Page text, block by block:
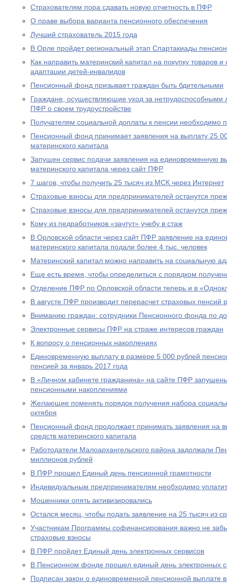
Страхователям пора сдавать новую отчетность в ПФР
О праве выбора варианта пенсионного обеспечения
Лучший страхователь 2015 года
В Орле пройдет региональный этап Спартакиады
Как направить материнский капитал на покупку товаров
адаптации детей-инвалидов
Пенсионный фонд призывает граждан быть бдительными
Граждане, осуществляющие уход за
ПФР о своем трудоустройстве
Получателям социальной доплаты к пенсии необходимо
Пенсионный фонд принимает заявления на выплату 25
материнского капитала
Запущен сервис подачи заявления на единовременную
материнского капитала через сайт ПФР
7 шагов, чтобы получить 25 тысяч из МСК через Интернет
Страховые взносы для предпринимателей останутся
Страховые взносы для предпринимателей останутся
Кому из педработников «зачтут» учебу в стаж
В Орловской области через сайт ПФР заявление на
материнского капитала подали более 4 тыс. человек
Материнский капитал можно направить на социальную
Еще есть время, чтобы определиться с порядком
Отделение ПФР по Орловской области теперь и в
В августе ПФР производит перерасчет страховых
Вниманию граждан: сотрудники Пенсионного фонда по
Электронные сервисы ПФР на страже интересов граждан
К вопросу о пенсионных накоплениях
Единовременную выплату в размере 5 000 рублей
пенсией за январь 2017 года
В «Личном кабинете гражданина» на сайте ПФР
пенсионными накоплениями
Желающие поменять порядок получения набора
октября
Пенсионный фонд продолжает принимать заявления на
средств материнского капитала
Работодатели Малоархангельского района задолжали
миллионов рублей
В ПФР прошел Единый день пенсионной грамотности
Индивидуальным предпринимателям необходимо
Мошенники опять активизировались
Остался месяц, чтобы подать заявление на 25 тысяч из
Участникам Программы софинансирования важно не
страховые взносы
В ПФР пройдет Единый день электронных сервисов
В Пенсионном фонде прошел единый день электронных
Подписан закон о единовременной пенсионной выплате